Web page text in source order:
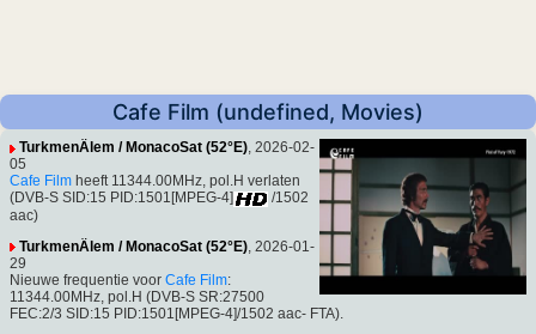
Cafe Film (undefined, Movies)
TurkmenÄlem / MonacoSat (52°E), 2026-02-
05
Cafe Film heeft 11344.00MHz, pol.H verlaten
(DVB-S SID:15 PID:1501[MPEG-4]
/1502
aac)
TurkmenÄlem / MonacoSat (52°E) , 2026-01-
29
Nieuwe frequentie voor Cafe Film:
11344.00MHz, pol.H (DVB-S SR:27500
FEC:2/3 SID:15 PID:1501[MPEG-4]/1502 aac- FTA).